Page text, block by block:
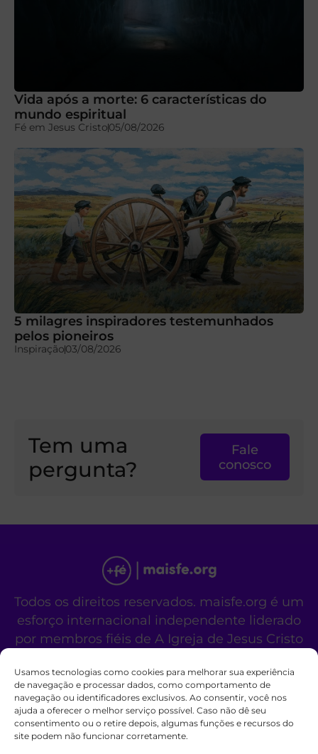
Usamos tecnologias como cookies para melhorar sua experiência
de navegação e processar dados, como comportamento de
navegação ou identificadores exclusivos. Ao consentir, você nos
ajuda a oferecer o melhor serviço possível. Caso não dê seu
consentimento ou o retire depois, algumas funções e recursos do
site podem não funcionar corretamente.
Vida após a morte: 6 características do
mundo espiritual
Fé em Jesus Cristo05/08/2026
5 milagres inspiradores testemunhados
pelos pioneiros
Inspiração03/08/2026
Tem uma
pergunta?
Fale
conosco
Todos os direitos reservados. maisfe.org é um
esforço internacional independente liderado
por membros fiéis de A Igreja de Jesus Cristo
Este site não é um site oficial da organização
religiosa mencionada acima.
Fale Conosco Políticas de Cookies